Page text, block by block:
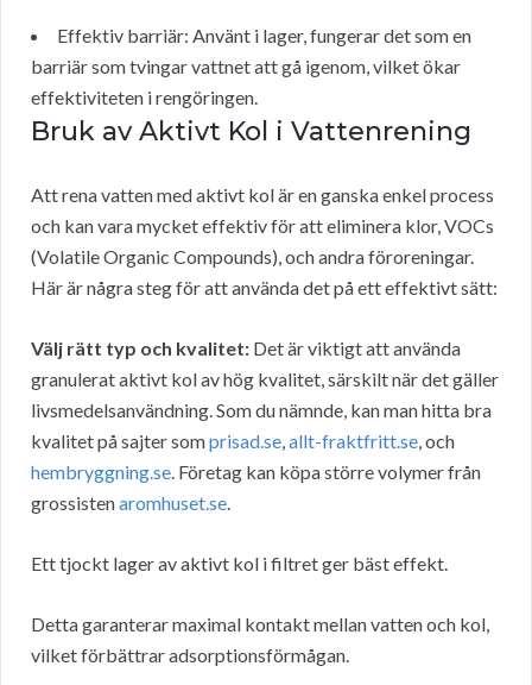
Effektiv barriär: Använt i lager, fungerar det som en
barriär som tvingar vattnet att gå igenom, vilket ökar
effektiviteten i rengöringen.
Bruk av Aktivt Kol i Vattenrening
Att rena vatten med aktivt kol är en ganska enkel process
och kan vara mycket effektiv för att eliminera klor, VOCs
(Volatile Organic Compounds), och andra föroreningar.
Här är några steg för att använda det på ett effektivt sätt:
Välj rätt typ och kvalitet: Det är viktigt att använda
granulerat aktivt kol av hög kvalitet, särskilt när det gäller
livsmedelsanvändning. Som du nämnde, kan man hitta bra
kvalitet på sajter somprisad.se,allt-fraktfritt.se, och
hembryggning.se. Företag kan köpa större volymer från
grossistenaromhuset.se.
Ett tjockt lager av aktivt kol i filtret ger bäst effekt.
Detta garanterar maximal kontakt mellan vatten och kol,
vilket förbättrar adsorptionsförmågan.